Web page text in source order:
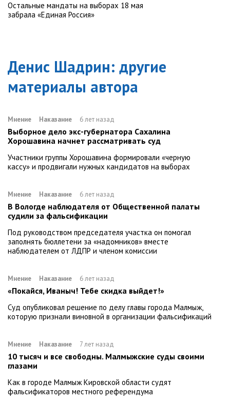
Остальные мандаты на выборах 18 мая
забрала «Единая Россия»
Денис Шадрин: другие
материалы автора
Мнение Наказание 6 лет назад
Выборное дело экс-губернатора Сахалина
Хорошавина начнет рассматривать суд
Участники группы Хорошавина формировали «черную
кассу» и продвигали нужных кандидатов на выборах
Мнение Наказание 6 лет назад
В Вологде наблюдателя от Общественной палаты
судили за фальсификации
Под руководством председателя участка он помогал
заполнять бюллетени за «надомников» вместе
наблюдателем от ЛДПР и членом комиссии
Мнение Наказание 6 лет назад
«Покайся, Иваныч! Тебе скидка выйдет!»
Суд опубликовал решение по делу главы города Малмыж,
которую признали виновной в организации фальсификаций
Мнение Наказание 7 лет назад
10 тысяч и все свободны. Малмыжские суды своими
глазами
Как в городе Малмыж Кировской области судят
фальсификаторов местного референдума